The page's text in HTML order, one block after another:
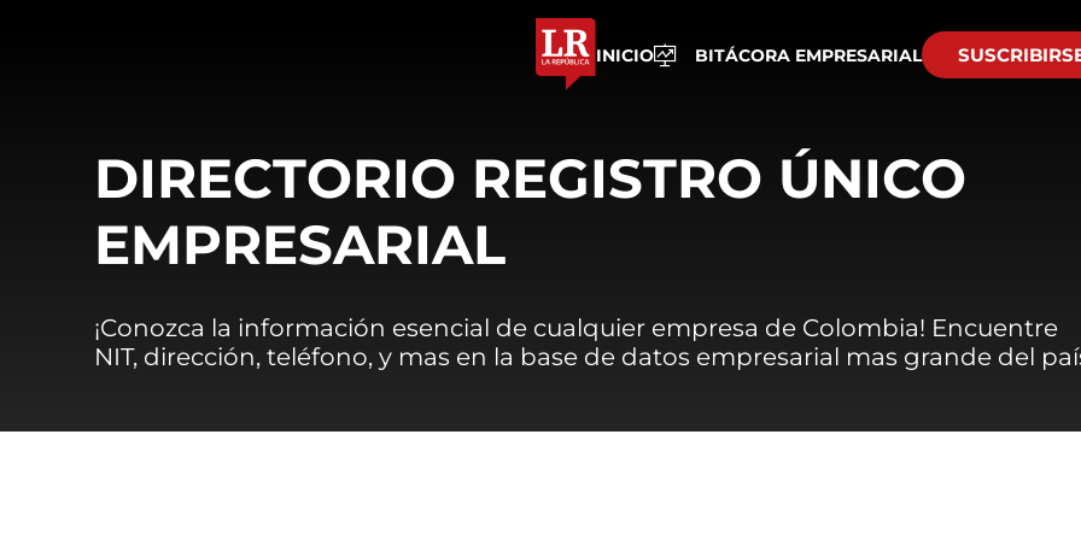
INICIO BITÁCORA EMPRESARIAL
DIRECTORIO REGISTRO ÚNICO
EMPRESARIAL
¡Conozca la información esencial de cualquier empresa de Colombia! Encuentre
NIT, dirección, teléfono, y mas en la base de datos empresarial mas grande del